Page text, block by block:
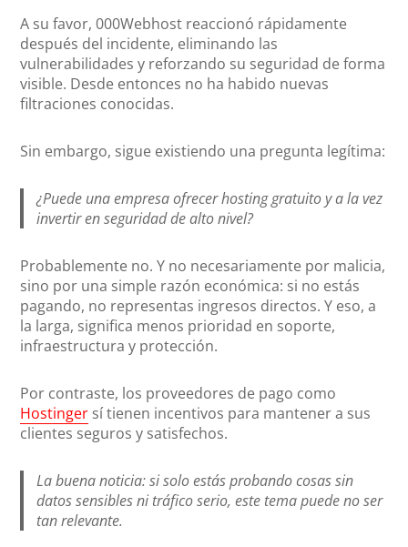
A su favor, 000Webhost reaccionó rápidamente
después del incidente, eliminando las
vulnerabilidades y reforzando su seguridad de forma
visible. Desde entonces no ha habido nuevas
filtraciones conocidas.
Sin embargo, sigue existiendo una pregunta legítima:
¿Puede una empresa ofrecer hosting gratuito y a la vez
invertir en seguridad de alto nivel?
Probablemente no. Y no necesariamente por malicia,
sino por una simple razón económica: si no estás
pagando, no representas ingresos directos. Y eso, a
la larga, significa menos prioridad en soporte,
infraestructura y protección.
Por contraste, los proveedores de pago como
Hostinger sí tienen incentivos para mantener a sus
clientes seguros y satisfechos.
La buena noticia: si solo estás probando cosas sin
datos sensibles ni tráfico serio, este tema puede no ser
tan relevante.